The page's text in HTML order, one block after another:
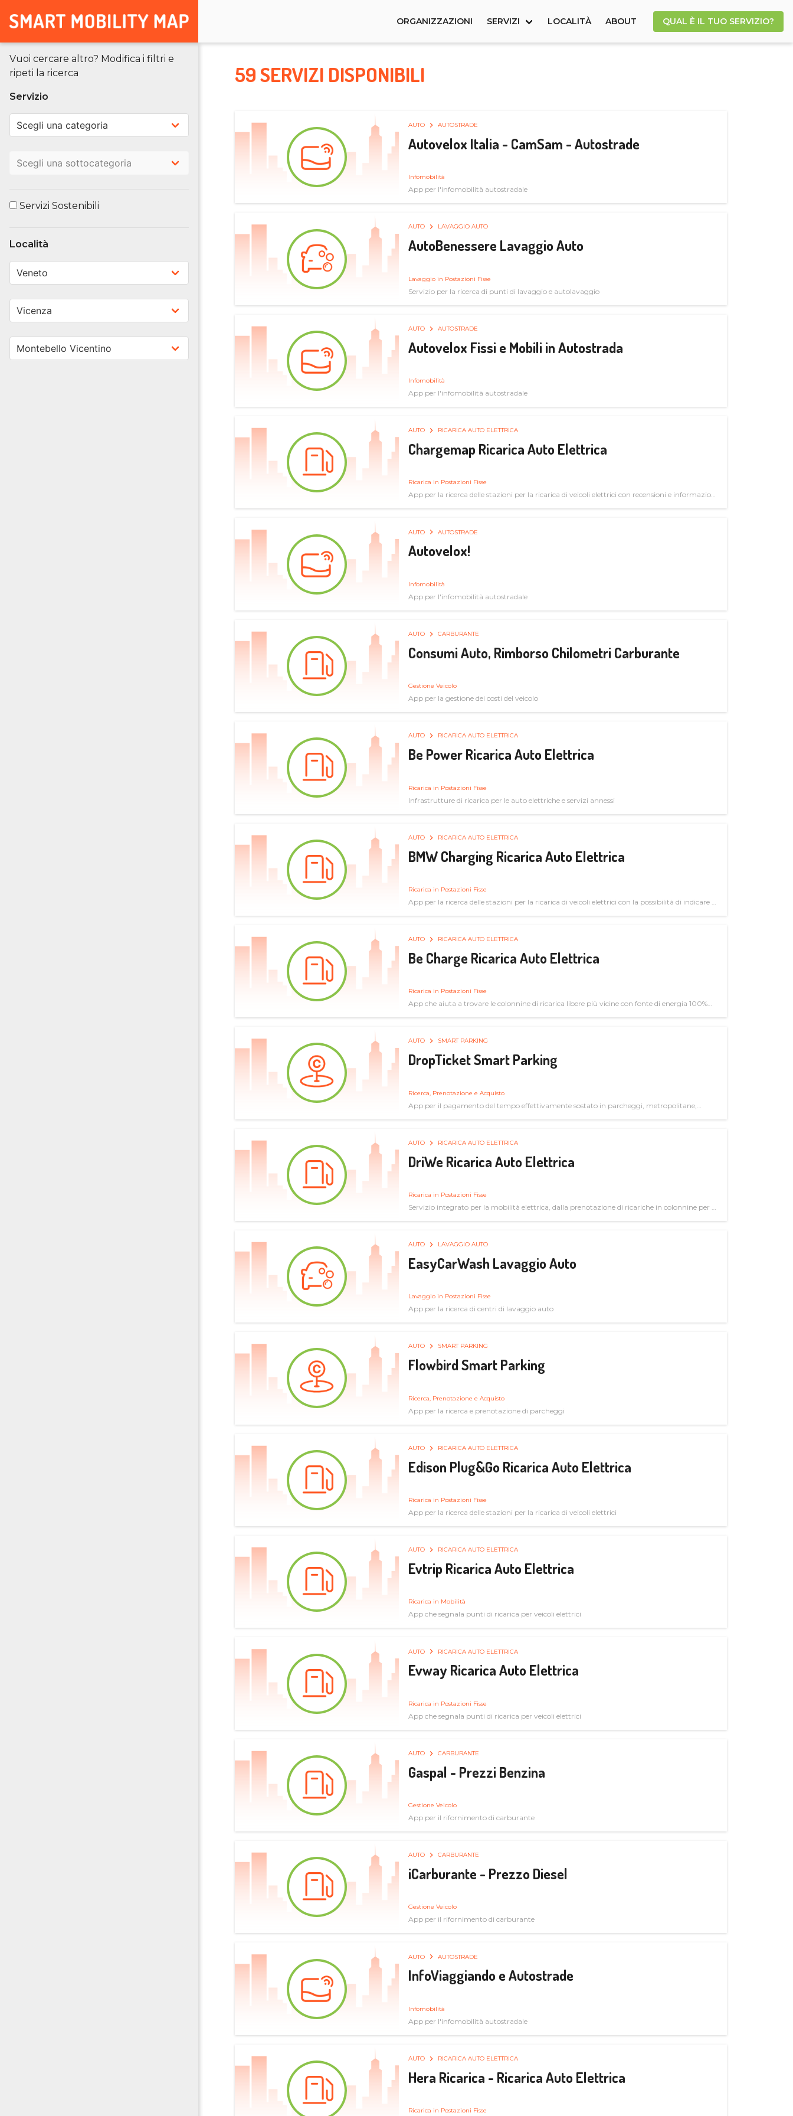
ORGANIZZAZIONI SERVIZI LOCALITÀ ABOUT QUAL È IL TUO SERVIZIO?
Vuoi cercare altro? Modifica i filtri e
ripeti la ricerca
Servizio
Servizi Sostenibili
Località
59 SERVIZI DISPONIBILI
AUTO AUTOSTRADE
Autovelox Italia - CamSam - Autostrade
Infomobilità
App per l'infomobilità autostradale
AUTO LAVAGGIO AUTO
AutoBenessere Lavaggio Auto
Lavaggio in Postazioni Fisse
Servizio per la ricerca di punti di lavaggio e autolavaggio
AUTO AUTOSTRADE
Autovelox Fissi e Mobili in Autostrada
Infomobilità
App per l'infomobilità autostradale
AUTO RICARICA AUTO ELETTRICA
Chargemap Ricarica Auto Elettrica
Ricarica in Postazioni Fisse
App per la ricerca delle stazioni per la ricarica di veicoli elettrici con recensioni e informazioni
AUTO AUTOSTRADE
Autovelox!
Infomobilità
App per l'infomobilità autostradale
AUTO CARBURANTE
Consumi Auto, Rimborso Chilometri Carburante
Gestione Veicolo
App per la gestione dei costi del veicolo
AUTO RICARICA AUTO ELETTRICA
Be Power Ricarica Auto Elettrica
Ricarica in Postazioni Fisse
Infrastrutture di ricarica per le auto elettriche e servizi annessi
AUTO RICARICA AUTO ELETTRICA
BMW Charging Ricarica Auto Elettrica
Ricarica in Postazioni Fisse
App per la ricerca delle stazioni per la ricarica di veicoli elettrici con la possibilità di indicare le
AUTO RICARICA AUTO ELETTRICA
Be Charge Ricarica Auto Elettrica
Ricarica in Postazioni Fisse
App che aiuta a trovare le colonnine di ricarica libere più vicine con fonte di energia 100%
AUTO SMART PARKING
DropTicket Smart Parking
Ricerca, Prenotazione e Acquisto
App per il pagamento del tempo effettivamente sostato in parcheggi, metropolitane,
AUTO RICARICA AUTO ELETTRICA
DriWe Ricarica Auto Elettrica
Ricarica in Postazioni Fisse
Servizio integrato per la mobilità elettrica, dalla prenotazione di ricariche in colonnine per il
AUTO LAVAGGIO AUTO
EasyCarWash Lavaggio Auto
Lavaggio in Postazioni Fisse
App per la ricerca di centri di lavaggio auto
AUTO SMART PARKING
Flowbird Smart Parking
Ricerca, Prenotazione e Acquisto
App per la ricerca e prenotazione di parcheggi
AUTO RICARICA AUTO ELETTRICA
Edison Plug&Go Ricarica Auto Elettrica
Ricarica in Postazioni Fisse
App per la ricerca delle stazioni per la ricarica di veicoli elettrici
AUTO RICARICA AUTO ELETTRICA
Evtrip Ricarica Auto Elettrica
Ricarica in Mobilità
App che segnala punti di ricarica per veicoli elettrici
AUTO RICARICA AUTO ELETTRICA
Evway Ricarica Auto Elettrica
Ricarica in Postazioni Fisse
App che segnala punti di ricarica per veicoli elettrici
AUTO CARBURANTE
Gaspal - Prezzi Benzina
Gestione Veicolo
App per il rifornimento di carburante
AUTO CARBURANTE
iCarburante - Prezzo Diesel
Gestione Veicolo
App per il rifornimento di carburante
AUTO AUTOSTRADE
InfoViaggiando e Autostrade
Infomobilità
App per l'infomobilità autostradale
AUTO RICARICA AUTO ELETTRICA
Hera Ricarica - Ricarica Auto Elettrica
Ricarica in Postazioni Fisse